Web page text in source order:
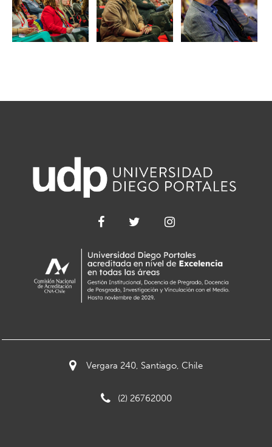
Vergara 240, Santiago, Chile
(2) 26762000